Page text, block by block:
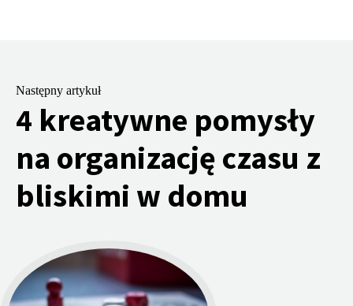
Następny artykuł
4 kreatywne pomysły
na organizację czasu z
bliskimi w domu